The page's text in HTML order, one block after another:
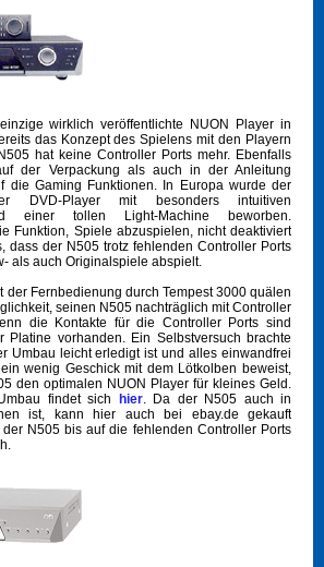
wirklich veröffentlichte NUON Player in
das Konzept des Spielens mit den Playern
hat keine Controller Ports mehr. Ebenfalls
der Verpackung als auch in der Anleitung
die Gaming Funktionen. In Europa wurde der
DVD-Player mit besonders intuitiven
einer tollen Light-Machine beworben.
Funktion, Spiele abzuspielen, nicht deaktiviert
dass der N505 trotz fehlenden Controller Ports
als auch Originalspiele abspielt.
der Fernbedienung durch Tempest 3000 quälen
seinen N505 nachträglich mit Controller
die Kontakte für die Controller Ports sind
Platine vorhanden. Ein Selbstversuch brachte
Umbau leicht erledigt ist und alles einwandfrei
wenig Geschick mit dem Lötkolben beweist,
den optimalen NUON Player für kleines Geld.
findet sich
hier. Da der N505 auch in
ist, kann hier auch bei ebay.de gekauft
N505 bis auf die fehlenden Controller Ports